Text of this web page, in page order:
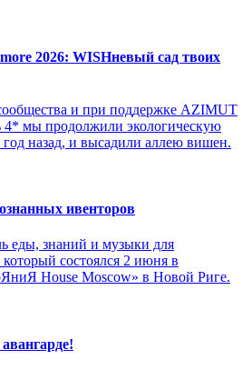
2026: WISHневый сад твоих
и при поддержке AZIMUT
4* мы продолжили экологическую
назад, и высадили аллею вишен.
ивенторов
еды, знаний и музыки для
состоялся 2 июня в
House Moscow» в Новой Риге.